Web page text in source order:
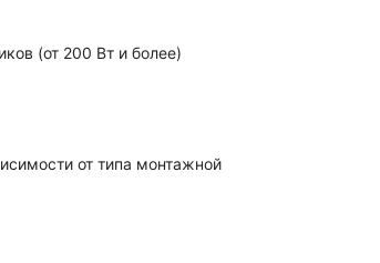
(от 200 Вт и более)
от типа монтажной